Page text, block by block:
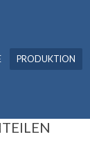
PRODUKTION